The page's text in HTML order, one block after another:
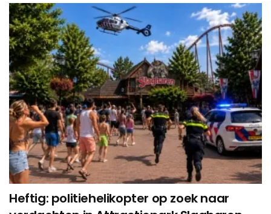
Heftig: politiehelikopter op zoek naar